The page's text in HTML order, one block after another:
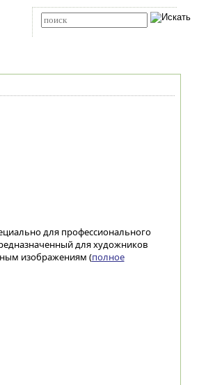
для профессионального
для художников
изображениям (полное